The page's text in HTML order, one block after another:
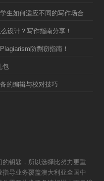
生如何适应不同的写作场合
设计？写作指南分享！
防剽窃指南！
包
的编辑与校对技巧
钥匙，所以选择比努力更重
导业务覆盖澳大利亚全国中